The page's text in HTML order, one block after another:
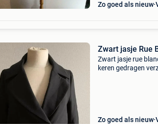
Zo goed als nieuw
Zwart jasje Rue
Zwart jasje rue
keren gedragen
Zo goed als nieuw